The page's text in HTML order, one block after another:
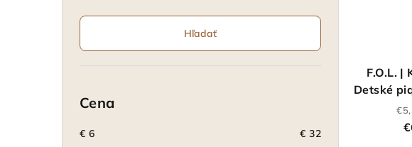
Hľadať
Cena
€ 6 €32
F.O.L. |
Detské